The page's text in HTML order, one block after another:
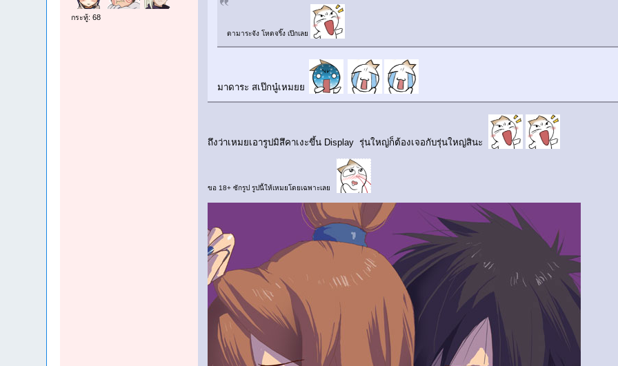
กระทู้: 68
ดามาระจัง โหดจริ๊ง เป๊กเลย
มาดาระ สเป๊กนู๋เหมยย
ถึงว่าเหมยเอารูปมิสึคาเงะขึ้น Display รุ่นใหญ่ก็ต้องเจอกับรุ่นใหญ่สินะ
ขอ 18+ ซักรูป รูปนี้ให้เหมยโดยเฉพาะเลย